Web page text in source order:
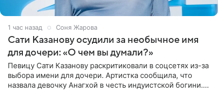
1 час назад Соня Жарова
Сати Казанову осудили за необычное имя
для дочери: «О чем вы думали?»
Певицу Сати Казанову раскритиковали в соцсетях из-за
выбора имени для дочери. Артистка сообщила, что
назвала девочку Анагхой в честь индуистской богини.